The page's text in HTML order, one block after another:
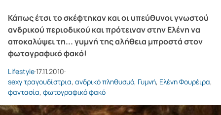
Κάπως έτσι το σκέφτηκαν και οι υπεύθυνοι γνωστού
ανδρικού περιοδικού και πρότειναν στην Ελένη να
αποκαλύψει τη... γυμνή της αλήθεια μπροστά στον
φωτογραφικό φακό!
Lifestyle17.11.2010
sexy τραγουδίστρια, ανδρικό πληθυσμό, Γυμνή, Ελένη Φουρέιρα,
φαντασία, φωτογραφικό φακό